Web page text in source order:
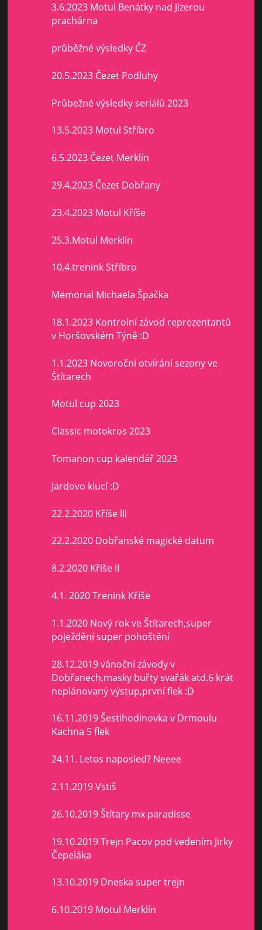
3.6.2023 Motul Benátky nad Jizerou
prachárna
průběžné výsledky ČZ
20.5.2023 Čezet Podluhy
Průbežné výsledky seriálů 2023
13.5.2023 Motul Stříbro
6.5.2023 Čezet Merklín
29.4.2023 Čezet Dobřany
23.4.2023 Motul Kříše
25.3.Motul Merklín
10.4.trenink Stříbro
Memorial Michaela Špačka
18.1.2023 Kontrolní závod reprezentantů
v Horšovském Týně :D
1.1.2023 Novoroční otvírání sezony ve
Štítarech
Motul cup 2023
Classic motokros 2023
Tomanon cup kalendář 2023
Jardovo klucí :D
22.2.2020 Kříše lll
22.2.2020 Dobřanské magické datum
8.2.2020 Kříše II
4.1. 2020 Trenink Kříše
1.1.2020 Nový rok ve Štítarech,super
poježdění super pohoštění
28.12.2019 vánoční závody v
Dobřanech,masky buřty svařák atd.6 krát
neplánovaný výstup,první flek :D
16.11.2019 Šestihodinovka v Drmoulu
Kachna 5 flek
24.11. Letos naposled? Neeee
2.11.2019 Vstiš
26.10.2019 Štítary mx paradisse
19.10.2019 Trejn Pacov pod vedením Jirky
Čepeláka
13.10.2019 Dneska super trejn
6.10.2019 Motul Merklín